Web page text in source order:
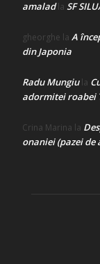
amaladla SF
gheorghe la A
din Japonia
Radu Mungiula
adormitei roabei
Crina Marina la
onaniei (pazei de